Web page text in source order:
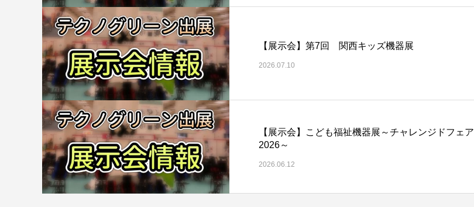
【展示会】第7回 関西キッズ機器展
2026.07.10
【展示会】こども福祉機器展～チャレンジドフェア
2026～
2026.06.12